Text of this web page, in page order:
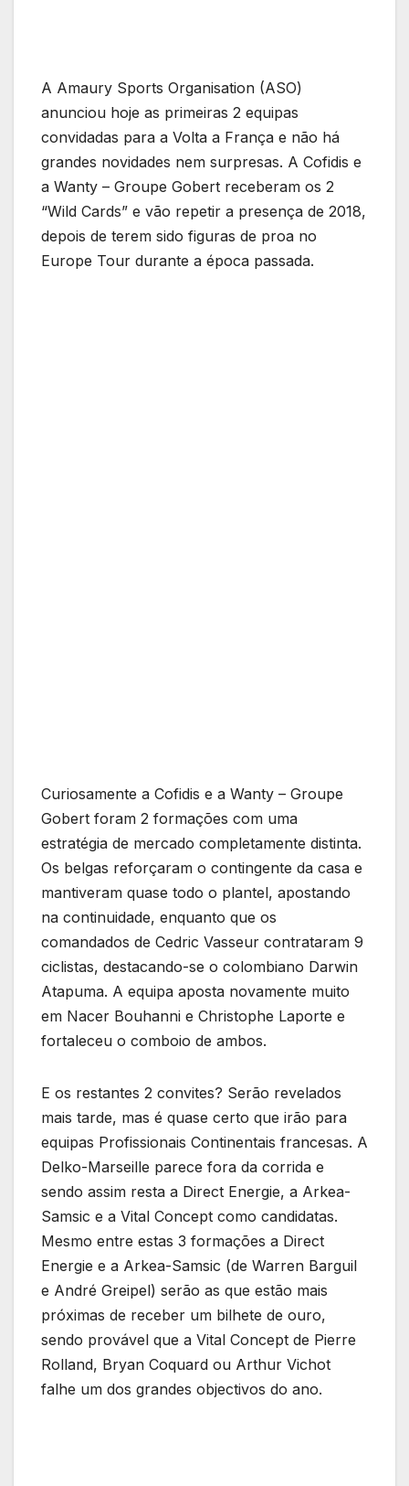
A Amaury Sports Organisation (ASO)
anunciou hoje as primeiras 2 equipas
convidadas para a Volta a França e não há
grandes novidades nem surpresas. A Cofidis e
a Wanty – Groupe Gobert receberam os 2
“Wild Cards” e vão repetir a presença de 2018,
depois de terem sido figuras de proa no
Europe Tour durante a época passada.
Curiosamente a Cofidis e a Wanty – Groupe
Gobert foram 2 formações com uma
estratégia de mercado completamente distinta.
Os belgas reforçaram o contingente da casa e
mantiveram quase todo o plantel, apostando
na continuidade, enquanto que os
comandados de Cedric Vasseur contrataram 9
ciclistas, destacando-se o colombiano Darwin
Atapuma. A equipa aposta novamente muito
em Nacer Bouhanni e Christophe Laporte e
fortaleceu o comboio de ambos.
E os restantes 2 convites? Serão revelados
mais tarde, mas é quase certo que irão para
equipas Profissionais Continentais francesas. A
Delko-Marseille parece fora da corrida e
sendo assim resta a Direct Energie, a Arkea-
Samsic e a Vital Concept como candidatas.
Mesmo entre estas 3 formações a Direct
Energie e a Arkea-Samsic (de Warren Barguil
e André Greipel) serão as que estão mais
próximas de receber um bilhete de ouro,
sendo provável que a Vital Concept de Pierre
Rolland, Bryan Coquard ou Arthur Vichot
falhe um dos grandes objectivos do ano.